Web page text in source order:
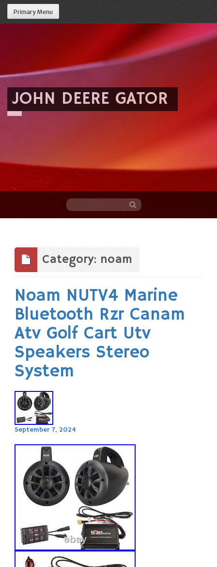
Primary Menu
JOHN DEERE GATOR
content
Category: noam
Noam NUTV4 Marine
Bluetooth Rzr Canam
Atv Golf Cart Utv
Speakers Stereo
System
September 7, 2024